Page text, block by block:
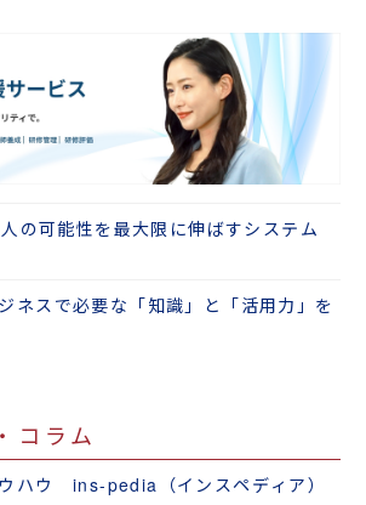
の可能性を最大限に伸ばすシステム
ネスで必要な「知識」と「活用力」を
コラム
ハウ ins-pedia（インスペディア）